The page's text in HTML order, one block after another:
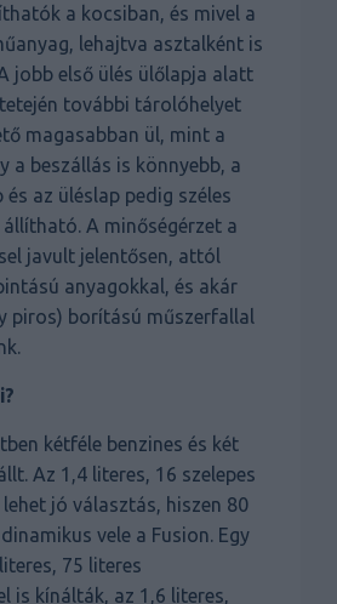
a kocsiban, és mivel a
lehajtva asztalként is
jobb első ülés ülőlapja alatt
további tárolóhelyet
magasabban ül, mint a
a beszállás is könnyebb, a
az üléslap pedig széles
A minőségérzet a
javult jelentősen, attól
anyagokkal, és akár
piros) borítású műszerfallal
kétféle benzines és két
Az 1,4 literes, 16 szelepes
jó választás, hiszen 80
vele a Fusion. Egy
75 literes
is kínálták, az 1,6 literes,